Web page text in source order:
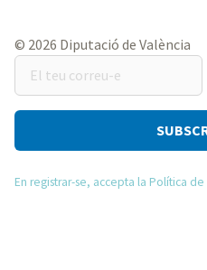
© 2026 Diputació de València
El
teu
correu-
En registrar-se, accepta la Política